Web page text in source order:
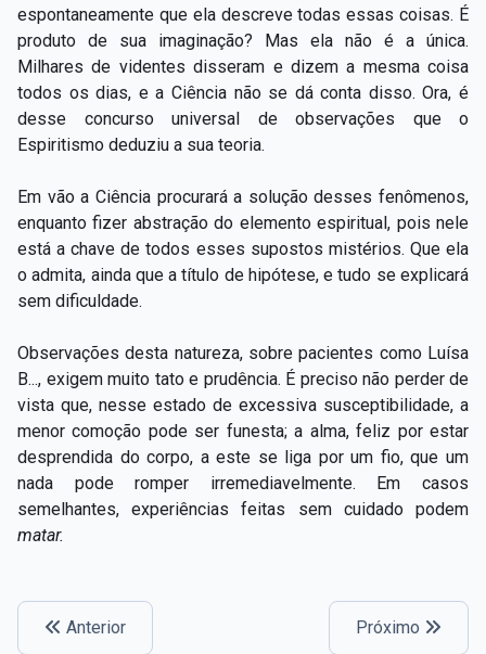
espontaneamente que ela descreve todas essas coisas. É
produto de sua imaginação? Mas ela não é a única.
Milhares de videntes disseram e dizem a mesma coisa
todos os dias, e a Ciência não se dá conta disso. Ora, é
desse concurso universal de observações que o
Espiritismo deduziu a sua teoria.
Em vão a Ciência procurará a solução desses fenômenos,
enquanto fizer abstração do elemento espiritual, pois nele
está a chave de todos esses supostos mistérios. Que ela
o admita, ainda que a título de hipótese, e tudo se explicará
sem dificuldade.
Observações desta natureza, sobre pacientes como Luísa
B..., exigem muito tato e prudência. É preciso não perder de
vista que, nesse estado de excessiva susceptibilidade, a
menor comoção pode ser funesta; a alma, feliz por estar
desprendida do corpo, a este se liga por um fio, que um
nada pode romper irremediavelmente. Em casos
semelhantes, experiências feitas sem cuidado podem
matar.
Anterior Próximo